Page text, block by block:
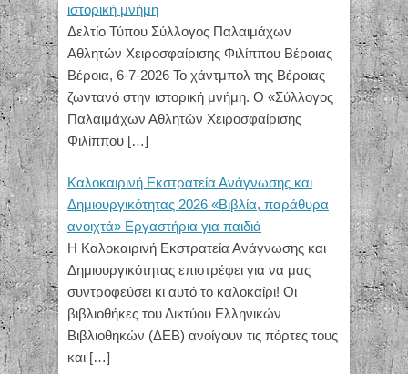
ιστορική μνήμη
Δελτίο Τύπου Σύλλογος Παλαιμάχων
Αθλητών Χειροσφαίρισης Φιλίππου Βέροιας
Βέροια, 6-7-2026 Το χάντμπολ της Βέροιας
ζωντανό στην ιστορική μνήμη. Ο «Σύλλογος
Παλαιμάχων Αθλητών Χειροσφαίρισης
Φιλίππου […]
Καλοκαιρινή Εκστρατεία Ανάγνωσης και
Δημιουργικότητας 2026 «Βιβλία, παράθυρα
ανοιχτά» Εργαστήρια για παιδιά
Η Καλοκαιρινή Εκστρατεία Ανάγνωσης και
Δημιουργικότητας επιστρέφει για να μας
συντροφεύσει κι αυτό το καλοκαίρι! Οι
βιβλιοθήκες του Δικτύου Ελληνικών
Βιβλιοθηκών (ΔΕΒ) ανοίγουν τις πόρτες τους
και […]